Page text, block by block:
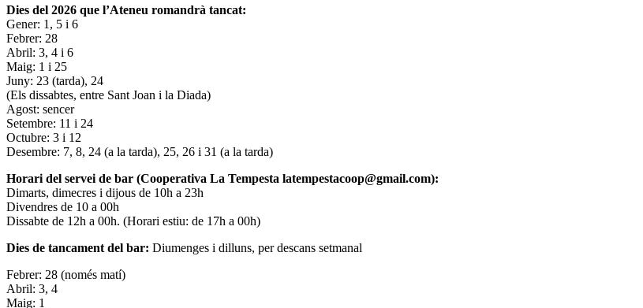
Dies del 2026 que l’Ateneu romandrà tancat:
Gener: 1, 5 i 6
Febrer: 28
Abril: 3, 4 i 6
Maig: 1 i 25
Juny: 23 (tarda), 24
(Els dissabtes, entre Sant Joan i la Diada)
Agost: sencer
Setembre: 11 i 24
Octubre: 3 i 12
Desembre: 7, 8, 24 (a la tarda), 25, 26 i 31 (a la tarda)
Horari del servei de bar (Cooperativa La Tempesta latempestacoop@gmail.com):
Dimarts, dimecres i dijous de 10h a 23h
Divendres de 10 a 00h
Dissabte de 12h a 00h. (Horari estiu: de 17h a 00h)
Dies de tancament del bar: Diumenges i dilluns, per descans setmanal
Febrer: 28 (només matí)
Abril: 3, 4
Maig: 1